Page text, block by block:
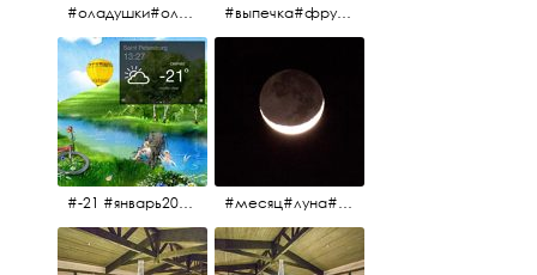
#оладушки#оладушкинакефире #оладушкисяблоками #кефир#яблоки С утра испёк, на кефире с яблоками. #выпечка#фрукты#пекарня#зима
#-21 #январь2017 #зима2017 #санктпетербург2017 #месяц#луна#африканскаялуна#moon#moon🌙